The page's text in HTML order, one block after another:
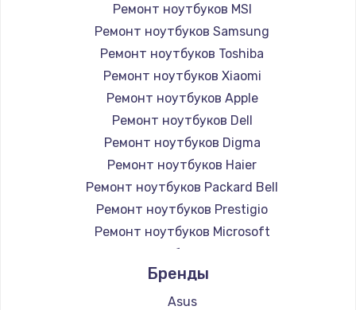
Ремонт ноутбуков MSI
Ремонт ноутбуков Samsung
Ремонт ноутбуков Toshiba
Ремонт ноутбуков Xiaomi
Ремонт ноутбуков Apple
Ремонт ноутбуков Dell
Ремонт ноутбуков Digma
Ремонт ноутбуков Haier
Ремонт ноутбуков Packard Bell
Ремонт ноутбуков Prestigio
Ремонт ноутбуков Microsoft
Ремонт ноутбуков Alienware
Ремонт ноутбуков Aquarius
Ремонт ноутбуков Gigabyte
Бренды
Asus